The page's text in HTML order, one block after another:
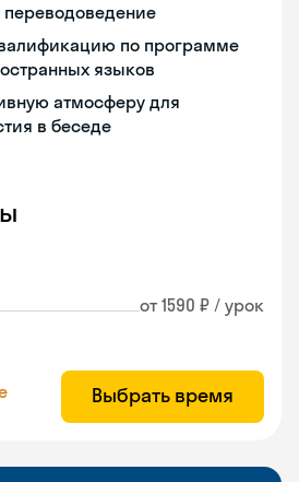
переводоведение
по программе
языков
атмосферу для
в беседе
от 1590 ₽ / урок
Выбрать время